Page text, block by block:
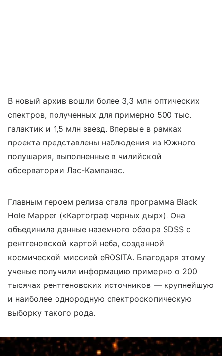
В новый архив вошли более 3,3 млн оптических
спектров, полученных для примерно 500 тыс.
галактик и 1,5 млн звезд. Впервые в рамках
проекта представлены наблюдения из Южного
полушария, выполненные в чилийской
обсерватории Лас-Кампанас.
Главным героем релиза стала программа Black
Hole Mapper («Картограф черных дыр»). Она
объединила данные наземного обзора SDSS с
рентгеновской картой неба, созданной
космической миссией eROSITA. Благодаря этому
ученые получили информацию примерно о 200
тысячах рентгеновских источников — крупнейшую
и наиболее однородную спектроскопическую
выборку такого рода.